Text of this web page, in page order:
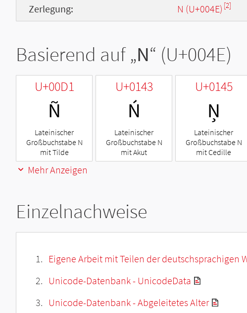
Zerlegung:
N (U+004E) [2]
Basierend auf „N“ (U+004E)
U+00D1
Ñ
Lateinischer
Großbuchstabe N
mit Tilde
U+0143
Ń
Lateinischer
Großbuchstabe N
mit Akut
U+0145
Ņ
Lateinischer
Großbuchstabe N
mit Cedille
Mehr Anzeigen
Einzelnachweise
Eigene Arbeit mit Teilen der deutschsprachigen
Unicode-Datenbank - UnicodeData
Unicode-Datenbank - Abgeleitetes Alter